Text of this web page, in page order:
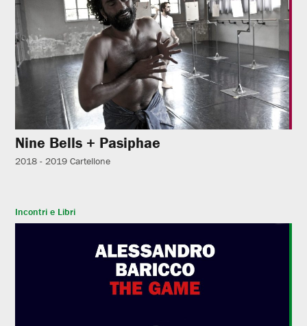
Nine Bells + Pasiphae
2018 - 2019 Cartellone
Incontri e Libri